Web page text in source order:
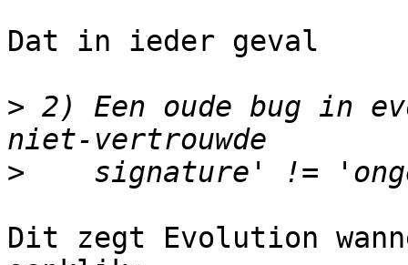
Dat in ieder geval
> 2) Een oude bug in
>
Dit zegt Evolution